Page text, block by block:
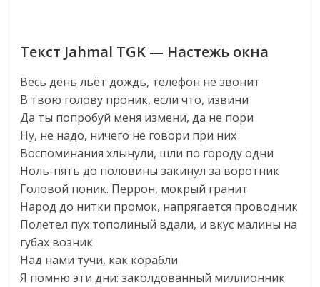
Текст Jahmal TGK — Настежь окна
Весь день льёт дождь, телефон не звонит
В твою голову проник, если что, извини
Да ты попробуй меня измени, да не пори
Ну, не надо, ничего не говори при них
Воспоминания хлынули, шли по городу одни
Ноль-пять до половины закинул за воротник
Головой поник. Перрон, мокрый гранит
Народ до нитки промок, напрягается проводник
Полетел пух тополиный вдали, и вкус малины на
губах возник
Над нами тучи, как корабли
Я помню эти дни: заколдованный миллионник